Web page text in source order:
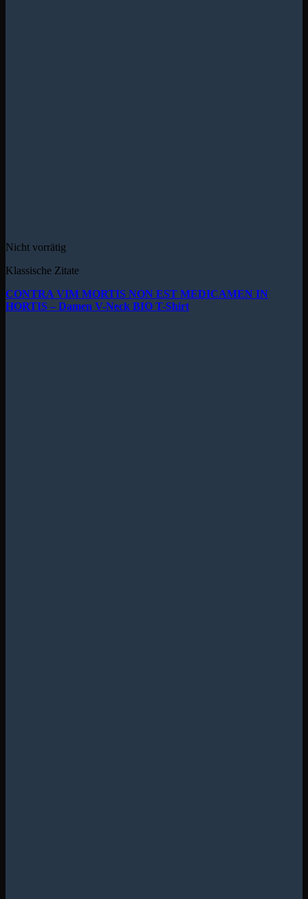
Nicht vorrätig
Klassische Zitate
CONTRA VIM MORTIS NON EST MEDICAMEN IN
HORTIS – Damen V-Neck BIO T-Shirt